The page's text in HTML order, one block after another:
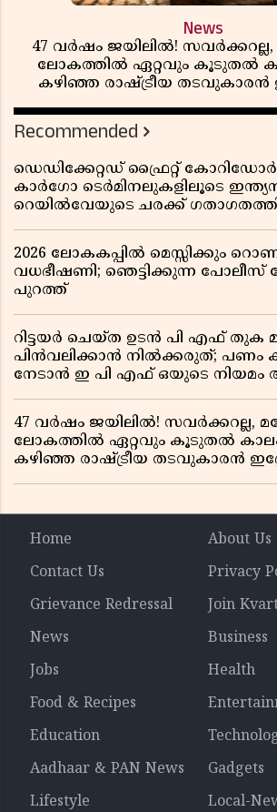
News
47 വർഷം ജയിലിൽ! സവർക്കറല്ല,
ലോകത്തിൽ ഏറ്റവും കൂടുതൽ
കഴിഞ്ഞ രാഷ്ട്രീയ തടവുകാരൻ
Recommended
ഡെഡിക്കേറ്റഡ് ഫ്രൈറ്റ്
കാർഗോ ടെർമിനലുകളിലൂടെ
റെയിൽവേയുടെ ചരക്ക്
2026 ലോകകപ്പിൽ മെസ്സിക്കും
വധഭീഷണി; ഞെട്ടിക്കുന്ന പോലീസ്
പുറത്ത്
റിട്ടയർ ചെയ്ത ഉടൻ പി എഫ് തുക
പിൻവലിക്കാൻ നിൽക്കരുത്;
നേടാൻ ഇ പി എഫ് ഒയുടെ നിയമം
47 വർഷം ജയിലിൽ! സവർക്കറല്ല,
ലോകത്തിൽ ഏറ്റവും കൂടുതൽ
കഴിഞ്ഞ രാഷ്ട്രീയ തടവുകാരൻ
Home
About Us
Contact Us
Privacy
Grievance Redressal
Join
News
Business
Jobs
Health
Food & Recipes
Education
Aadhaar & PAN News
Gadgets
Lifestyle
Local-